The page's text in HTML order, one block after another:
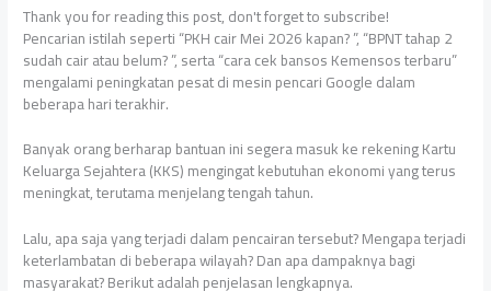
Thank you for reading this post, don't forget to subscribe!
Pencarian istilah seperti “PKH cair Mei 2026 kapan? ”, “BPNT tahap 2
sudah cair atau belum? ”, serta “cara cek bansos Kemensos terbaru”
mengalami peningkatan pesat di mesin pencari Google dalam
beberapa hari terakhir.
Banyak orang berharap bantuan ini segera masuk ke rekening Kartu
Keluarga Sejahtera (KKS) mengingat kebutuhan ekonomi yang terus
meningkat, terutama menjelang tengah tahun.
Lalu, apa saja yang terjadi dalam pencairan tersebut? Mengapa terjadi
keterlambatan di beberapa wilayah? Dan apa dampaknya bagi
masyarakat? Berikut adalah penjelasan lengkapnya.